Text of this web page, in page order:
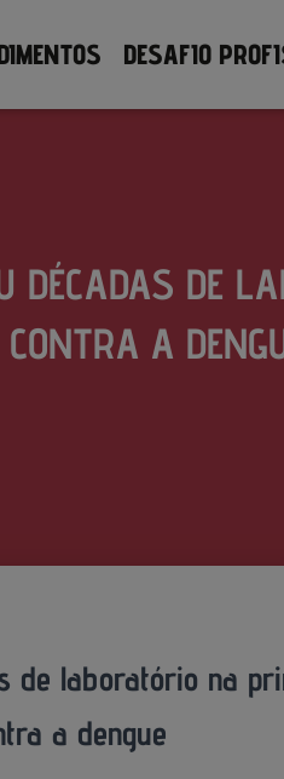
DESAFIO
DE
A
de laboratório na
a dengue